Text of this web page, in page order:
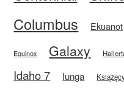
Columbus Ekuanot
Equinox Galaxy
Idaho 7 Iunga